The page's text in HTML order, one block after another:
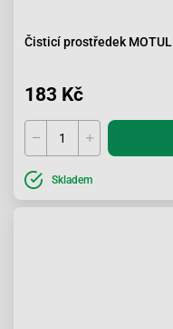
Čisticí prostředek MOTUL
183 Kč
Skladem